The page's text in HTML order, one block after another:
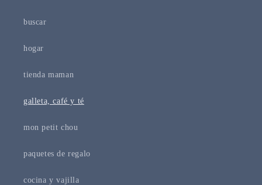
buscar
hogar
tienda maman
galleta, café y té
mon petit chou
paquetes de regalo
cocina y vajilla